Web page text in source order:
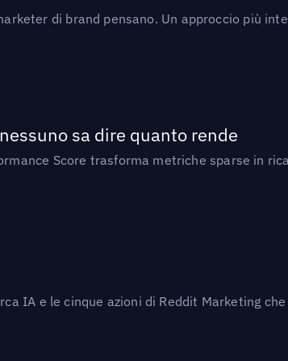
di brand pensano. Un approccio più
sa dire quanto rende
Score trasforma metriche sparse in
IA e le cinque azioni di Reddit Marketing